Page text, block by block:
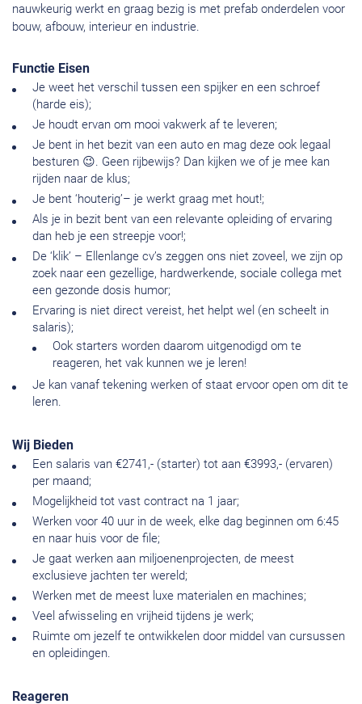
nauwkeurig werkt en graag bezig is met prefab onderdelen voor
bouw, afbouw, interieur en industrie.
Functie Eisen
Je weet het verschil tussen een spijker en een schroef
(harde eis);
Je houdt ervan om mooi vakwerk af te leveren;
Je bent in het bezit van een auto en mag deze ook legaal
besturen 😉. Geen rijbewijs? Dan kijken we of je mee kan
rijden naar de klus;
Je bent ‘houterig’– je werkt graag met hout!;
Als je in bezit bent van een relevante opleiding of ervaring
dan heb je een streepje voor!;
De ‘klik’ – Ellenlange cv’s zeggen ons niet zoveel, we zijn op
zoek naar een gezellige, hardwerkende, sociale collega met
een gezonde dosis humor;
Ervaring is niet direct vereist, het helpt wel (en scheelt in
salaris);
Ook starters worden daarom uitgenodigd om te
reageren, het vak kunnen we je leren!
Je kan vanaf tekening werken of staat ervoor open om dit te
leren.
Wij Bieden
Een salaris van €2741,- (starter) tot aan €3993,- (ervaren)
per maand;
Mogelijkheid tot vast contract na 1 jaar;
Werken voor 40 uur in de week, elke dag beginnen om 6:45
en naar huis voor de file;
Je gaat werken aan miljoenenprojecten, de meest
exclusieve jachten ter wereld;
Werken met de meest luxe materialen en machines;
Veel afwisseling en vrijheid tijdens je werk;
Ruimte om jezelf te ontwikkelen door middel van cursussen
en opleidingen.
Reageren